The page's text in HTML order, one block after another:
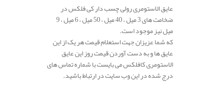
عایق الاستومری رولی چسب دار کی فلکس در
ضخامت های 3 میل ، 40 میل ، 50 میل ، 6 میل ، 9
میل نیز موجود است.
که شما عزیزان جهت استعلام قیمت هر یک از این
عایق ها و به دست آوردن قیمت روز این عایق
الاستومری کافلکس می بایست با شماره تماس های
درج شده در این وب سایت در ارتباط باشید.